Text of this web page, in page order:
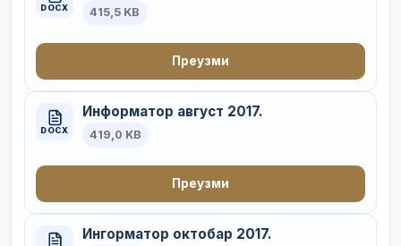
DOCX 415,5 KB
Преузми
DOCX
Информатор август 2017.
419,0 KB
Преузми
Ингорматор октобар 2017.